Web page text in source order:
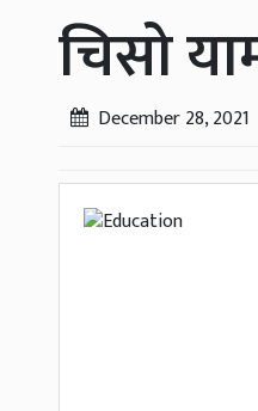
चिसो
December 28, 2021